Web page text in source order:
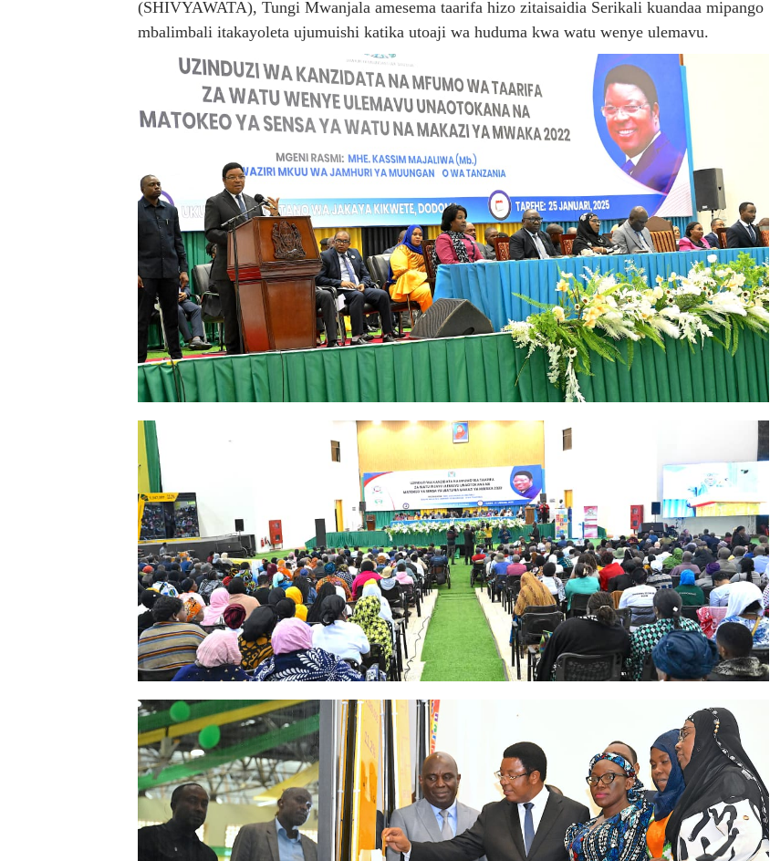
(SHIVYAWATA), Tungi Mwanjala amesema taarifa hizo zitaisaidia Serikali kuandaa mipango
mbalimbali itakayoleta ujumuishi katika utoaji wa huduma kwa watu wenye ulemavu.